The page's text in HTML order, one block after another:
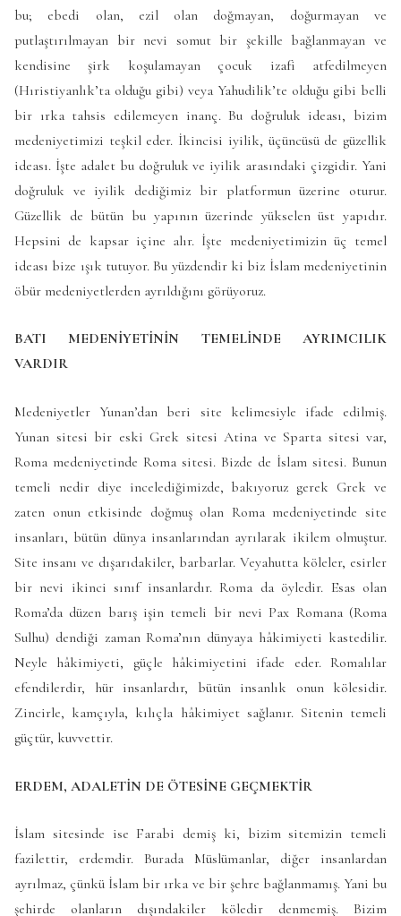
bu; ebedi olan, ezil olan doğmayan, doğurmayan ve
putlaştırılmayan bir nevi somut bir şekille bağlanmayan ve
kendisine şirk koşulamayan çocuk izafi atfedilmeyen
(Hıristiyanlık’ta olduğu gibi) veya Yahudilik’te olduğu gibi belli
bir ırka tahsis edilemeyen inanç. Bu doğruluk ideası, bizim
medeniyetimizi teşkil eder. İkincisi iyilik, üçüncüsü de güzellik
ideası. İşte adalet bu doğruluk ve iyilik arasındaki çizgidir. Yani
doğruluk ve iyilik dediğimiz bir platformun üzerine oturur.
Güzellik de bütün bu yapının üzerinde yükselen üst yapıdır.
Hepsini de kapsar içine alır. İşte medeniyetimizin üç temel
ideası bize ışık tutuyor. Bu yüzdendir ki biz İslam medeniyetinin
öbür medeniyetlerden ayrıldığını görüyoruz.
BATI MEDENİYETİNİN TEMELİNDE AYRIMCILIK
VARDIR
Medeniyetler Yunan’dan beri site kelimesiyle ifade edilmiş.
Yunan sitesi bir eski Grek sitesi Atina ve Sparta sitesi var,
Roma medeniyetinde Roma sitesi. Bizde de İslam sitesi. Bunun
temeli nedir diye incelediğimizde, bakıyoruz gerek Grek ve
zaten onun etkisinde doğmuş olan Roma medeniyetinde site
insanları, bütün dünya insanlarından ayrılarak ikilem olmuştur.
Site insanı ve dışarıdakiler, barbarlar. Veyahutta köleler, esirler
bir nevi ikinci sınıf insanlardır. Roma da öyledir. Esas olan
Roma’da düzen barış işin temeli bir nevi Pax Romana (Roma
Sulhu) dendiği zaman Roma’nın dünyaya hâkimiyeti kastedilir.
Neyle hâkimiyeti, güçle hâkimiyetini ifade eder. Romalılar
efendilerdir, hür insanlardır, bütün insanlık onun kölesidir.
Zincirle, kamçıyla, kılıçla hâkimiyet sağlanır. Sitenin temeli
güçtür, kuvvettir.
ERDEM, ADALETİN DE ÖTESİNE GEÇMEKTİR
İslam sitesinde ise Farabi demiş ki, bizim sitemizin temeli
fazilettir, erdemdir. Burada Müslümanlar, diğer insanlardan
ayrılmaz, çünkü İslam bir ırka ve bir şehre bağlanmamış. Yani bu
şehirde olanların dışındakiler köledir denmemiş. Bizim